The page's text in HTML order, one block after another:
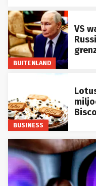
BUITENLAND
VS
BUSINESS